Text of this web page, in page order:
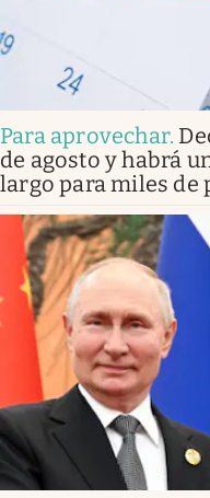
Para aprovechar.
de agosto y habrá
largo para miles de